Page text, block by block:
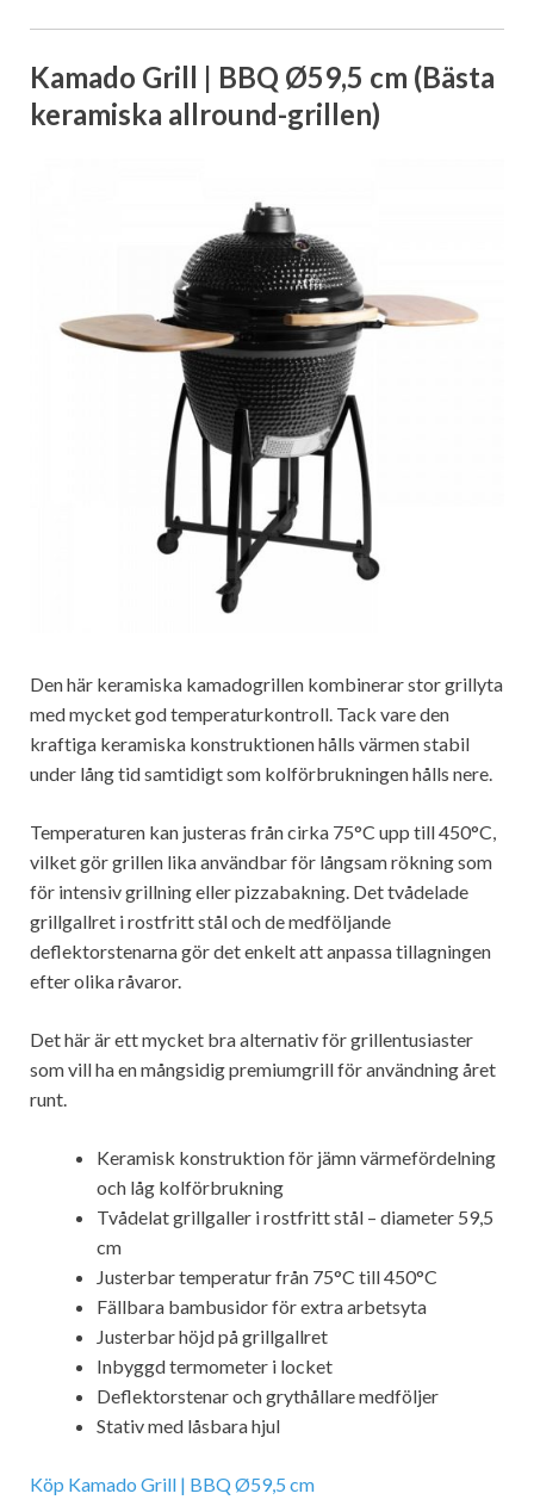
Kamado Grill | BBQ Ø59,5 cm (Bästa
keramiska allround-grillen)
Den här keramiska kamadogrillen kombinerar stor grillyta
med mycket god temperaturkontroll. Tack vare den
kraftiga keramiska konstruktionen hålls värmen stabil
under lång tid samtidigt som kolförbrukningen hålls nere.
Temperaturen kan justeras från cirka 75°C upp till 450°C,
vilket gör grillen lika användbar för långsam rökning som
för intensiv grillning eller pizzabakning. Det tvådelade
grillgallret i rostfritt stål och de medföljande
deflektorstenarna gör det enkelt att anpassa tillagningen
efter olika råvaror.
Det här är ett mycket bra alternativ för grillentusiaster
som vill ha en mångsidig premiumgrill för användning året
runt.
Keramisk konstruktion för jämn värmefördelning
och låg kolförbrukning
Tvådelat grillgaller i rostfritt stål – diameter 59,5
cm
Justerbar temperatur från 75°C till 450°C
Fällbara bambusidor för extra arbetsyta
Justerbar höjd på grillgallret
Inbyggd termometer i locket
Deflektorstenar och grythållare medföljer
Stativ med låsbara hjul
Köp Kamado Grill | BBQ Ø59,5 cm